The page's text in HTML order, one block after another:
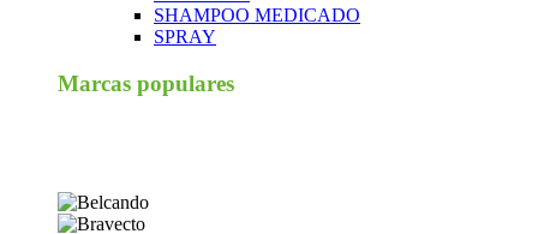
SHAMPOO MEDICADO
SPRAY
Marcas populares